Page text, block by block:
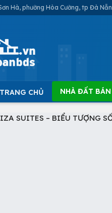
Hà, phường Hòa Cường, tp Đà
TRANG CHỦ NHÀ ĐẤT BÁN